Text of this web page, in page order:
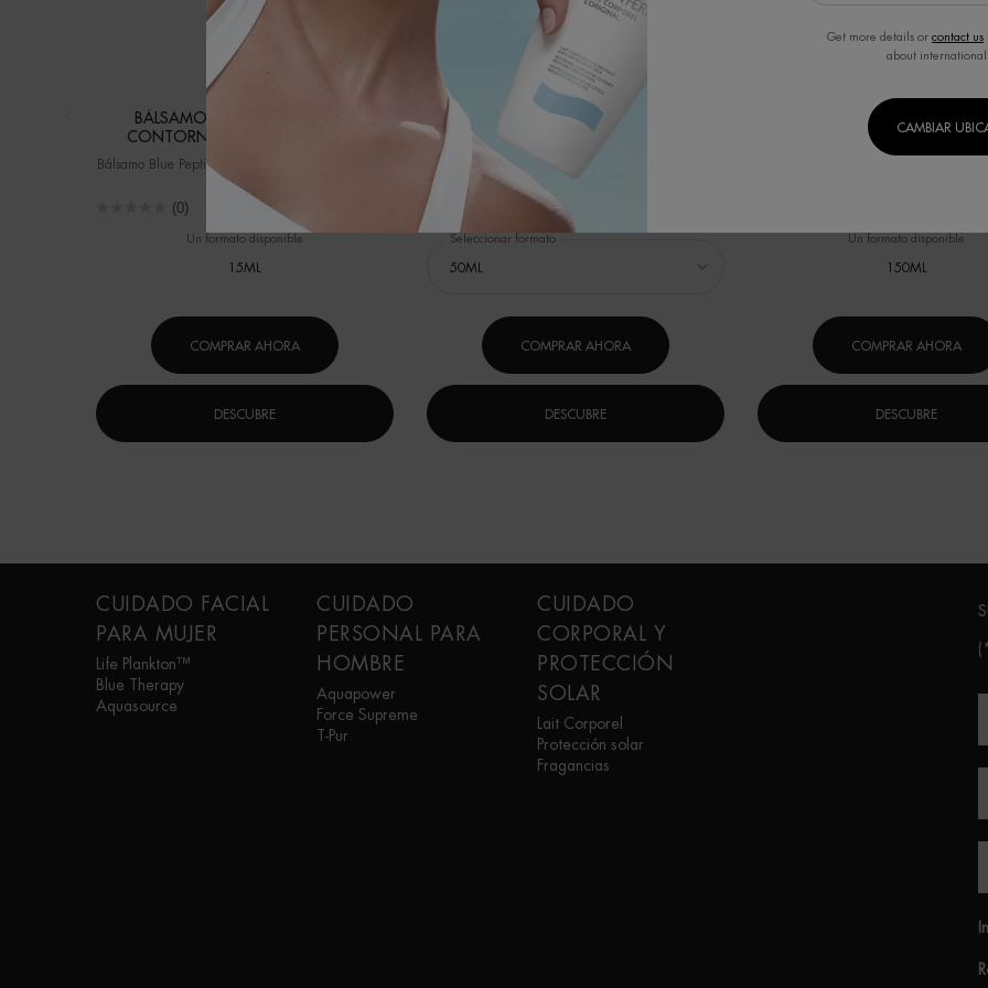
BÁLSAMO BLUE PEPTIDES PARA
CONTORNO DE OJOS Y LABIOS
Bálsamo Blue Peptides Ojos y Labios – Efecto Lifting
(0)
Un formato disponible
15ML
COMPRAR AHORA
DESCUBRE
AQUASOURCE HYDRA BARRIER CREAM
DESAFÍA EL FRÍO - HIDRATACIÓN INTENSA PARA
FORTALECER Y PROTEGER TU PIEL
Seleccionar formato
COMPRAR AHORA
DESCUBRE
AQUASOURCE HYDRA
CLEANSER
Un formato disponible
150ML
COMPRAR AHORA
DESCUBRE
CUIDADO FACIAL
PARA MUJER
Life Plankton™
Blue Therapy
Aquasource
CUIDADO
PERSONAL PARA
HOMBRE
Aquapower
Force Supreme
T-Pur
CUIDADO
CORPORAL Y
PROTECCIÓN
SOLAR
Lait Corporel
Protección solar
Fragancias
Get more details or contact us
about international
CAMBIAR